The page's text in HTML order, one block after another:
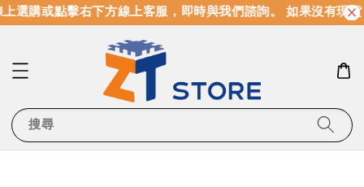
選購或點擊右下方線上客服，即時與我們諮詢。 如果沒有現
搜尋